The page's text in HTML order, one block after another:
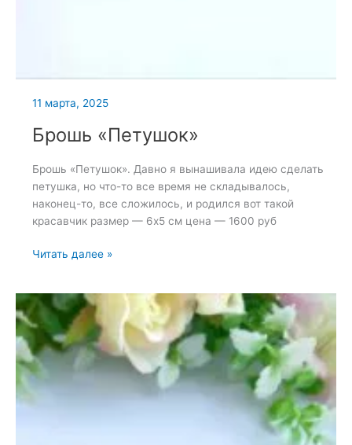
11 марта, 2025
Брошь «Петушок»
Брошь «Петушок». Давно я вынашивала идею сделать
петушка, но что-то все время не складывалось,
наконец-то, все сложилось, и родился вот такой
красавчик размер — 6х5 см цена — 1600 руб
Брошь
Читать далее »